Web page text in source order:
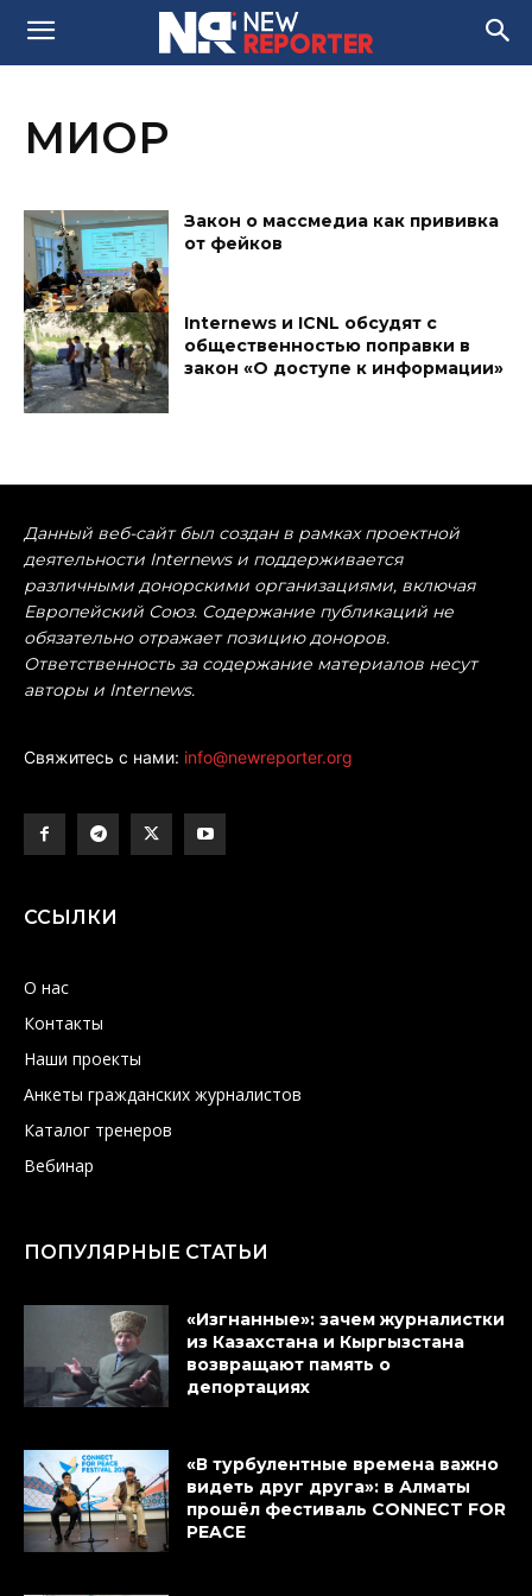
МИОР
Закон о массмедиа как прививка
от фейков
Internews и ICNL обсудят с
общественностью поправки в
закон «О доступе к информации»
Данный веб-сайт был создан в рамках проектной
деятельности Internews и поддерживается
различными донорскими организациями, включая
Европейский Союз. Содержание публикаций не
обязательно отражает позицию доноров.
Ответственность за содержание материалов несут
авторы и Internews.
Свяжитесь с нами: info@newreporter.org
ССЫЛКИ
О нас
Контакты
Наши проекты
Анкеты гражданских журналистов
Каталог тренеров
Вебинар
ПОПУЛЯРНЫЕ СТАТЬИ
«Изгнанные»: зачем журналистки
из Казахстана и Кыргызстана
возвращают память о
депортациях
«В турбулентные времена важно
видеть друг друга»: в Алматы
прошёл фестиваль CONNECT FOR
PEACE